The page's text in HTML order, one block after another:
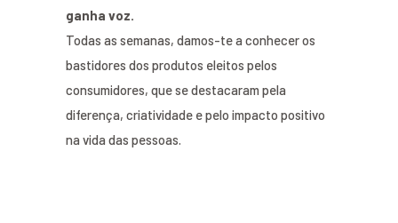
ganha voz.
Todas as semanas, damos-te a conhecer os
bastidores dos produtos eleitos pelos
consumidores, que se destacaram pela
diferença, criatividade e pelo impacto positivo
na vida das pessoas.